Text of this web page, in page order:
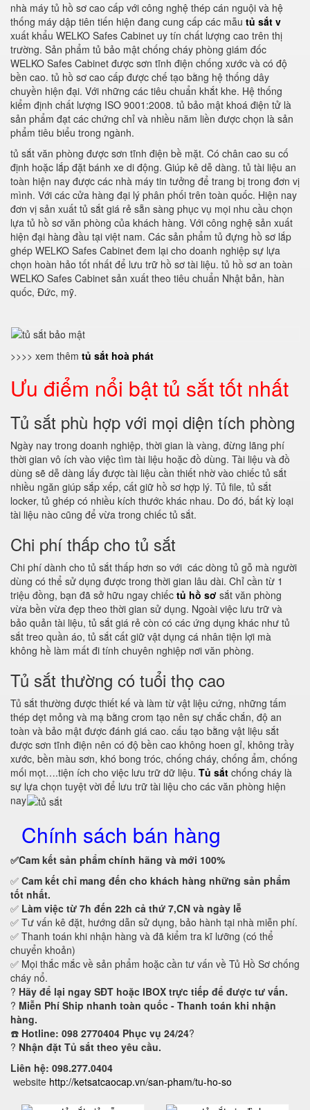
nhà máy tủ hồ sơ cao cấp với công nghệ thép cán nguội và hệ
thống máy dập tiên tiến hiện đang cung cấp các mẫu tủ sắt v
xuất khẩu WELKO Safes Cabinet uy tín chất lượng cao trên thị
trường. Sản phẩm tủ bảo mật chống cháy phòng giám đốc
WELKO Safes Cabinet được sơn tĩnh điện chống xước và có độ
bền cao. tủ hồ sơ cao cấp được chế tạo bằng hệ thống dây
chuyền hiện đại. Với những các tiêu chuẩn khắt khe. Hệ thống
kiểm định chất lượng ISO 9001:2008. tủ bảo mật khoá điện tử là
sản phẩm đạt các chứng chỉ và nhiều năm liền được chọn là sản
phẩm tiêu biểu trong ngành.
tủ sắt văn phòng được sơn tĩnh điện bề mặt. Có chân cao su cố
định hoặc lắp đặt bánh xe di động. Giúp kê dễ dàng. tủ tài liệu an
toàn hiện nay được các nhà máy tin tưởng để trang bị trong đơn vị
mình. Với các cửa hàng đại lý phân phối trên toàn quốc. Hiện nay
đơn vị sản xuất tủ sắt giá rẻ sẵn sàng phục vụ mọi nhu cầu chọn
lựa tủ hồ sơ văn phòng của khách hàng. Với công nghệ sản xuất
hiện đại hàng đầu tại việt nam. Các sản phẩm tủ đựng hồ sơ lắp
ghép WELKO Safes Cabinet đem lại cho doanh nghiệp sự lựa
chọn hoàn hảo tốt nhất để lưu trữ hồ sơ tài liệu. tủ hồ sơ an toàn
WELKO Safes Cabinet sản xuất theo tiêu chuẩn Nhật bản, hàn
quốc, Đức, mỹ.
>>>> xem thêm tủ sắt hoà phát
Ưu điểm nổi bật tủ sắt tốt nhất
Tủ sắt phù hợp với mọi diện tích phòng
Ngày nay trong doanh nghiệp, thời gian là vàng, đừng lãng phí
thời gian vô ích vào việc tìm tài liệu hoặc đồ dùng. Tài liệu và đồ
dùng sẽ dễ dàng lấy được tài liệu cần thiết nhờ vào chiếc tủ sắt
nhiều ngăn giúp sắp xếp, cất giữ hồ sơ hợp lý. Tủ file, tủ sắt
locker, tủ ghép có nhiều kích thước khác nhau. Do đó, bất kỳ loại
tài liệu nào cũng để vừa trong chiếc tủ sắt.
Chi phí thấp cho tủ sắt
Chi phí dành cho tủ sắt thấp hơn so với các dòng tủ gỗ mà người
dùng có thể sử dụng được trong thời gian lâu dài. Chỉ cần từ 1
triệu đồng, bạn đã sở hữu ngay chiếc tủ hồ sơ sắt văn phòng
vừa bền vừa đẹp theo thời gian sử dụng. Ngoài việc lưu trữ và
bảo quản tài liệu, tủ sắt giá rẻ còn có các ứng dụng khác như tủ
sắt treo quần áo, tủ sắt cất giữ vật dụng cá nhân tiện lợi mà
không hề làm mất đi tính chuyên nghiệp nơi văn phòng.
Tủ sắt thường có tuổi thọ cao
Tủ sắt thường được thiết kế và làm từ vật liệu cứng, những tấm
thép dẹt mỏng và mạ bằng crom tạo nên sự chắc chắn, độ an
toàn và bảo mật được đánh giá cao. cấu tạo bằng vật liệu sắt
được sơn tĩnh điện nên có độ bền cao không hoen gỉ, không trầy
xước, bền màu sơn, khó bong tróc, chống cháy, chống ẩm, chống
mối mọt….tiện ích cho việc lưu trữ dữ liệu. Tủ sắt chống cháy là
sự lựa chọn tuyệt vời để lưu trữ tài liệu cho các văn phòng hiện
nay
Chính sách bán hàng
✅Cam kết sản phẩm chính hãng và mới 100%
✅ Cam kết chỉ mang đến cho khách hàng những sản phẩm
tốt nhất.
✅ Làm việc từ 7h đến 22h cả thứ 7,CN và ngày lễ
✅ Tư vấn kê đặt, hướng dẫn sử dụng, bảo hành tại nhà miễn phí.
✅ Thanh toán khi nhận hàng và đã kiểm tra kĩ lưỡng (có thể
chuyển khoản)
✅ Mọi thắc mắc về sản phẩm hoặc cần tư vấn về Tủ Hồ Sơ chống
cháy nổ.
? Hãy để lại ngay SĐT hoặc IBOX trực tiếp để được tư vấn.
? Miễn Phí Ship nhanh toàn quốc - Thanh toán khi nhận
hàng.
☎️ Hotline: 098 2770404 Phục vụ 24/24?
? Nhận đặt Tủ sắt theo yêu cầu.
Liên hệ: 098.277.0404
website http://ketsatcaocap.vn/san-pham/tu-ho-so